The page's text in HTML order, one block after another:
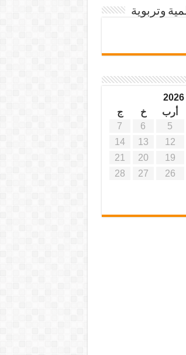
وتربوية
أرب خ
ج
5
6
7
12
13
14
19
20
21
26
27
28